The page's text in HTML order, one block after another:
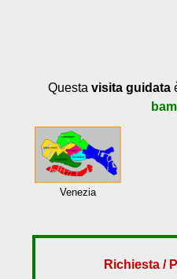
Questa visita guidata
Venezia
Richiesta /